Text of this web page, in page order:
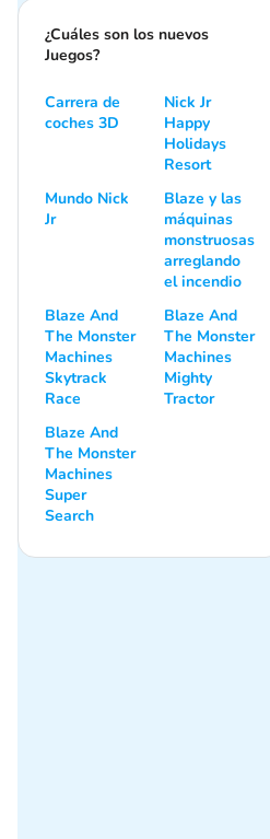
¿Cuáles son los nuevos
Juegos?
Carrera de
coches 3D
Nick Jr
Happy
Holidays
Resort
Mundo Nick
Jr
Blaze y las
máquinas
monstruosas
arreglando
el incendio
Blaze And
The Monster
Machines
Skytrack
Race
Blaze And
The Monster
Machines
Mighty
Tractor
Blaze And
The Monster
Machines
Super
Search